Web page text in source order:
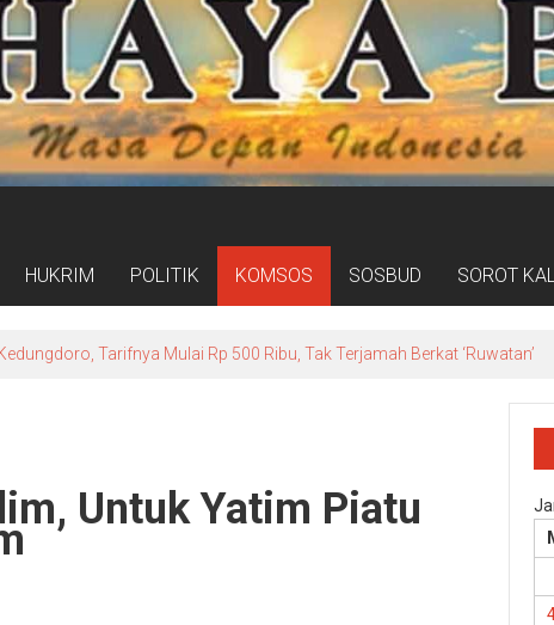
HUKRIM POLITIK KOMSOS SOSBUD SOROT
Kampung Pancasila Terakomodasi Dalam Raperda Kampung
Untuk Yatim Piatu